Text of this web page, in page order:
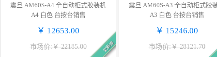
震旦 AM60S-A4 全自动柜式胶装机
A4 白色 台按台销售
￥ 12653.00
市场价:￥ 22185.00 史泰博
震旦 AM60S-A3 全自动柜式胶
A3 白色 台按台销售
￥ 15246.00
市场价:￥ 28121.70